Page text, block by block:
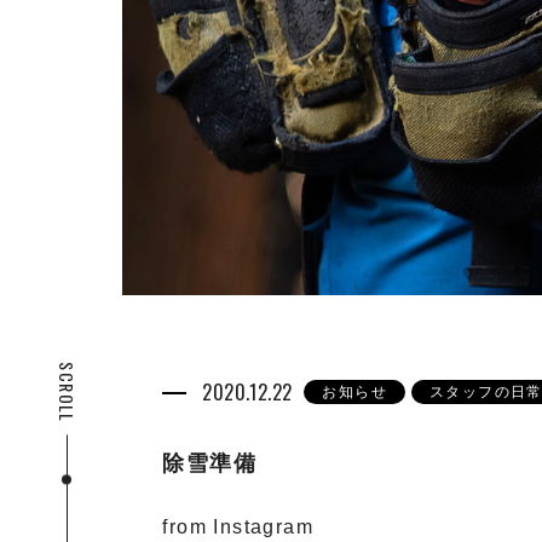
SCROLL 2020.12.22 お知らせ スタッフの日常
除雪準備
from Instagram